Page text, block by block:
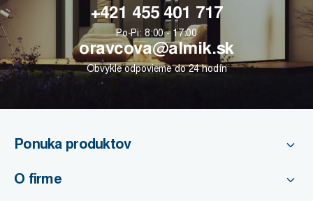
+421 455 401 717
Po-Pi: 8:00 - 17:00
oravcova@almik.sk
Obvykle odpovieme do 24 hodín
Ponuka produktov
O firme